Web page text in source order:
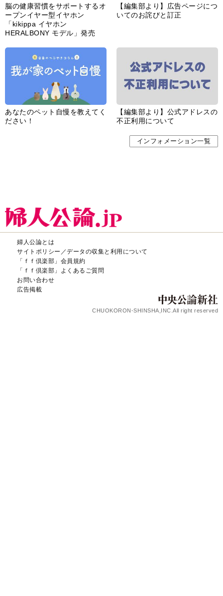
脳の健康習慣をサポートするオ
ープンイヤー型イヤホン
「kikippa イヤホン
HERALBONY モデル」発売
【編集部より】広告ページにつ
いてのお詫びと訂正
あなたのペット自慢を教えてく
ださい！
【編集部より】公式アドレスの
不正利用について
インフォメーション一覧
婦人公論とは
サイトポリシー／データの収集と利用について
「ｆｆ倶楽部」会員規約
「ｆｆ倶楽部」よくあるご質問
お問い合わせ
広告掲載
CHUOKORON-SHINSHA,INC.All right reserved